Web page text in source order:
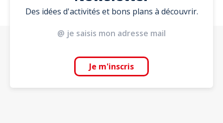
Des idées d'activités et bons plans à découvrir.
Je m'inscris